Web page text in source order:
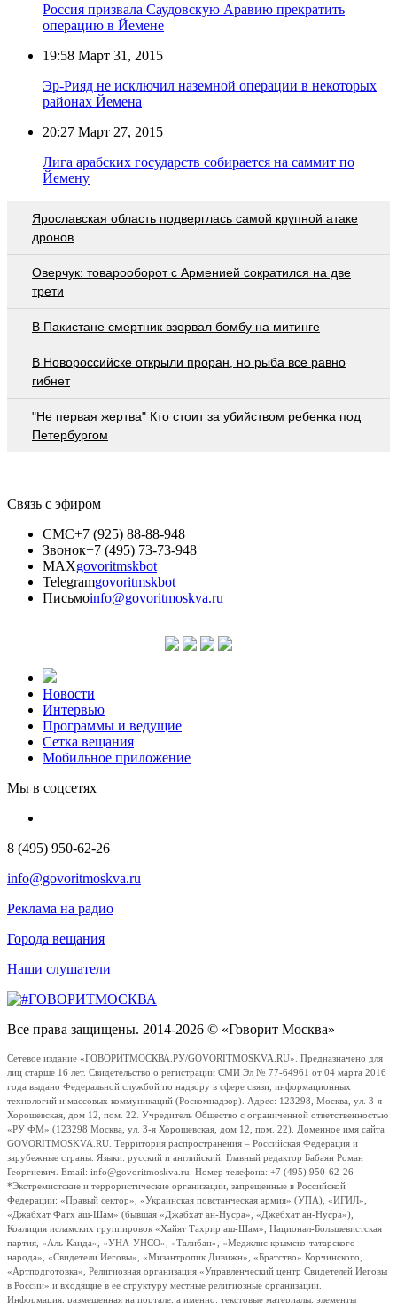
Россия призвала Саудовскую Аравию прекратить
операцию в Йемене
19:58 Март 31, 2015
Эр-Рияд не исключил наземной операции в некоторых
районах Йемена
20:27 Март 27, 2015
Лига арабских государств собирается на саммит по
Йемену
Ярославская область подверглась самой крупной атаке
дронов
Оверчук: товарооборот с Арменией сократился на две
трети
В Пакистане смертник взорвал бомбу на митинге
В Новороссийске открыли проран, но рыба все равно
гибнет
"Не первая жертва" Кто стоит за убийством ребенка под
Петербургом
Связь с эфиром
СМС+7 (925) 88-88-948
Звонок+7 (495) 73-73-948
MAXgovoritmskbot
Telegramgovoritmskbot
Письмоinfo@govoritmoskva.ru
Новости
Интервью
Программы и ведущие
Сетка вещания
Мобильное приложение
Мы в соцсетях
8 (495) 950-62-26
info@govoritmoskva.ru
Реклама на радио
Города вещания
Наши слушатели
Все права защищены. 2014-2026 © «Говорит Москва»
Сетевое издание «ГОВОРИТМОСКВА.РУ/GOVORITMOSKVA.RU». Предназначено для
лиц старше 16 лет. Свидетельство о регистрации СМИ Эл № 77-64961 от 04 марта 2016
года выдано Федеральной службой по надзору в сфере связи, информационных
технологий и массовых коммуникаций (Роскомнадзор). Адрес: 123298, Москва, ул. 3-я
Хорошевская, дом 12, пом. 22. Учредитель Общество с ограниченной ответственностью
«РУ ФМ» (123298 Москва, ул. 3-я Хорошевская, дом 12, пом. 22). Доменное имя сайта
GOVORITMOSKVA.RU. Территория распространения – Российская Федерация и
зарубежные страны. Языки: русский и английский. Главный редактор Бабаян Роман
Георгиевич. Email: info@govoritmoskva.ru. Номер телефона: +7 (495) 950-62-26
*Экстремистские и террористические организации, запрещенные в Российской
Федерации: «Правый сектор», «Украинская повстанческая армия» (УПА), «ИГИЛ»,
«Джабхат Фатх аш-Шам» (бывшая «Джабхат ан-Нусра», «Джебхат ан-Нусра»),
Коалиция исламских группировок «Хайят Тахрир аш-Шам», Национал-Большевистская
партия, «Аль-Каида», «УНА-УНСО», «Талибан», «Меджлис крымско-татарского
народа», «Свидетели Иеговы», «Мизантропик Дивижн», «Братство» Корчинского,
«Артподготовка», Религиозная организация «Управленческий центр Свидетелей Иеговы
в России» и входящие в ее структуру местные религиозные организации.
Информация, размещенная на портале, а именно: текстовые материалы, элементы